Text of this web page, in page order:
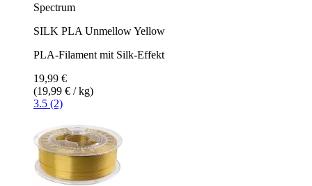
Spectrum
SILK PLA Unmellow Yellow
PLA-Filament mit Silk-Effekt
19,99 €
(19,99 € / kg)
3.5 (2)